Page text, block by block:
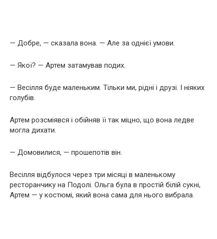
— Добре, — сказала вона. — Але за однієї умови.
— Якої? — Артем затамував подих.
— Весілля буде маленьким. Тільки ми, рідні і друзі. І ніяких
голубів.
Артем розсміявся і обійняв її так міцно, що вона ледве
могла дихати.
— Домовилися, — прошепотів він.
Весілля відбулося через три місяці в маленькому
ресторанчику на Подолі. Ольга була в простій білій сукні,
Артем — у костюмі, який вона сама для нього вибрала.